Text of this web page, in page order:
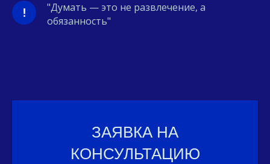
!
"Думать — это не развлечение, а
обязанность"
ЗАЯВКА НА
КОНСУЛЬТАЦИЮ